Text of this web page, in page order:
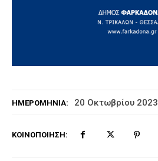
ΗΜΕΡΟΜΗΝΊΑ: 20 Οκτωβρίου 2023
ΚΟΙΝΟΠΟΊΗΣΗ: